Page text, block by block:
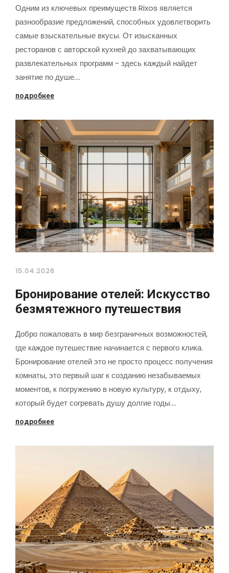
Одним из ключевых преимуществ Rixos является
разнообразие предложений, способных удовлетворить
самые взыскательные вкусы. От изысканных
ресторанов с авторской кухней до захватывающих
развлекательных программ - здесь каждый найдет
занятие по душе.…
подробнее
15.04.2026
Бронирование отелей: Искусство
безмятежного путешествия
Добро пожаловать в мир безграничных возможностей,
где каждое путешествие начинается с первого клика.
Бронирование отелей это не просто процесс получения
комнаты, это первый шаг к созданию незабываемых
моментов, к погружению в новую культуру, к отдыху,
который будет согревать душу долгие годы.…
подробнее